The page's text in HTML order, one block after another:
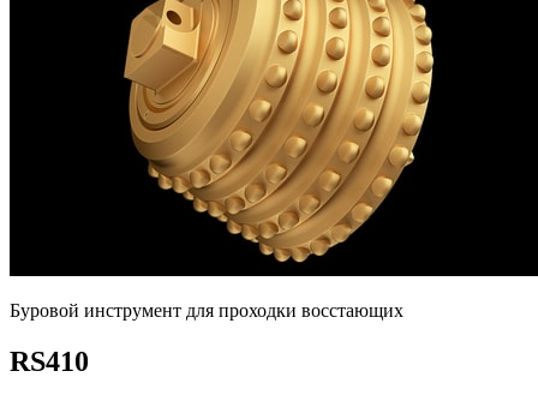
Буровой инструмент для проходки восстающих
RS410